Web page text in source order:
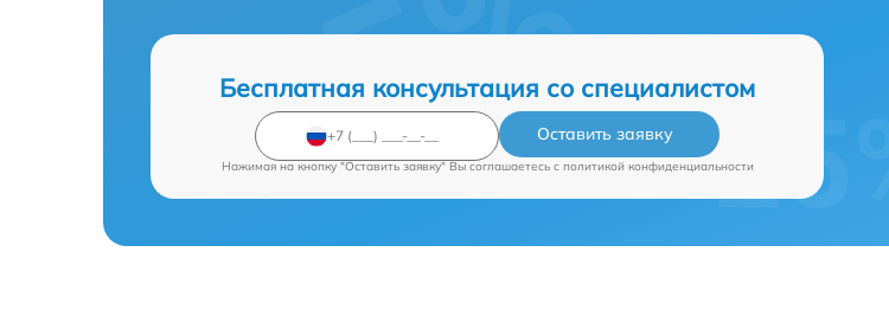
Бесплатная консультация со специалистом
Оставить заявку
Нажимая на кнопку "Оставить заявку" Вы соглашаетесь c политикой конфиденциальности